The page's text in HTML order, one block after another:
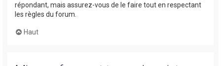
répondant, mais assurez-vous de le faire tout en respectant
les règles du forum.
Haut